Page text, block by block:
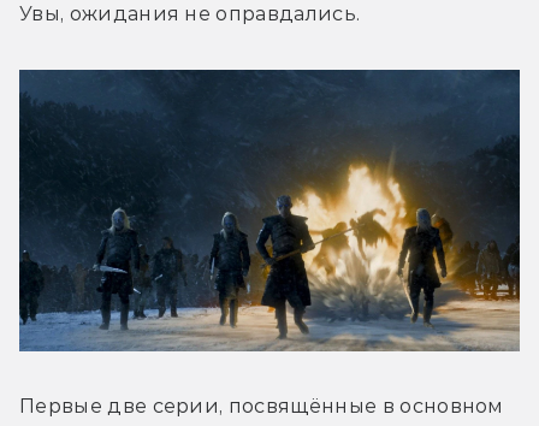
Увы, ожидания не оправдались.
Первые две серии, посвящённые в основном